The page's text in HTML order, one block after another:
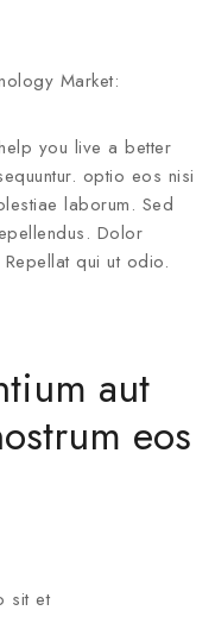
Market:
you live a better
optio eos nisi
laborum. Sed
Dolor
qui ut odio.
aut
eos
sit et